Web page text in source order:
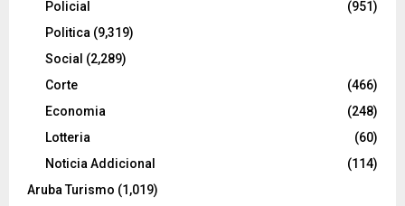
Policial
(951)
Politica (9,319)
Social (2,289)
Corte
(466)
Economia
(248)
Lotteria
(60)
Noticia Addicional
(114)
Aruba Turismo (1,019)